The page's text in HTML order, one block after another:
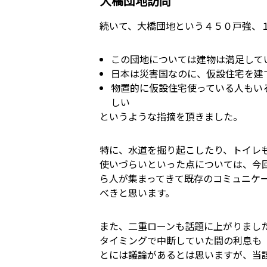
続いて、大橋団地という４５０戸強
この団地については建物は満足し
日本は災害国なのに、仮設住宅を
物置的に仮設住宅使っている人も
しい
というような指摘を頂きました。
特に、水道を掘り起こしたり、トイ
使いづらいといった点については、
ら人が集まってきて既存のコミュニ
べきと思います。
また、二重ローンも話題に上がりま
タイミングで中断していた間の利息
とには議論があるとは思いますが、